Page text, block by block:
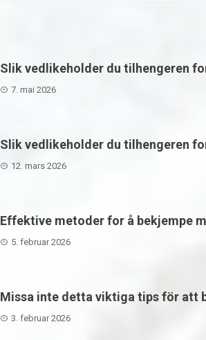
Slik vedlikeholder du tilhengeren
7. mai 2026
Slik vedlikeholder du tilhengeren
12. mars 2026
Effektive metoder for å bekjempe
5. februar 2026
Missa inte detta viktiga tips för att
3. februar 2026